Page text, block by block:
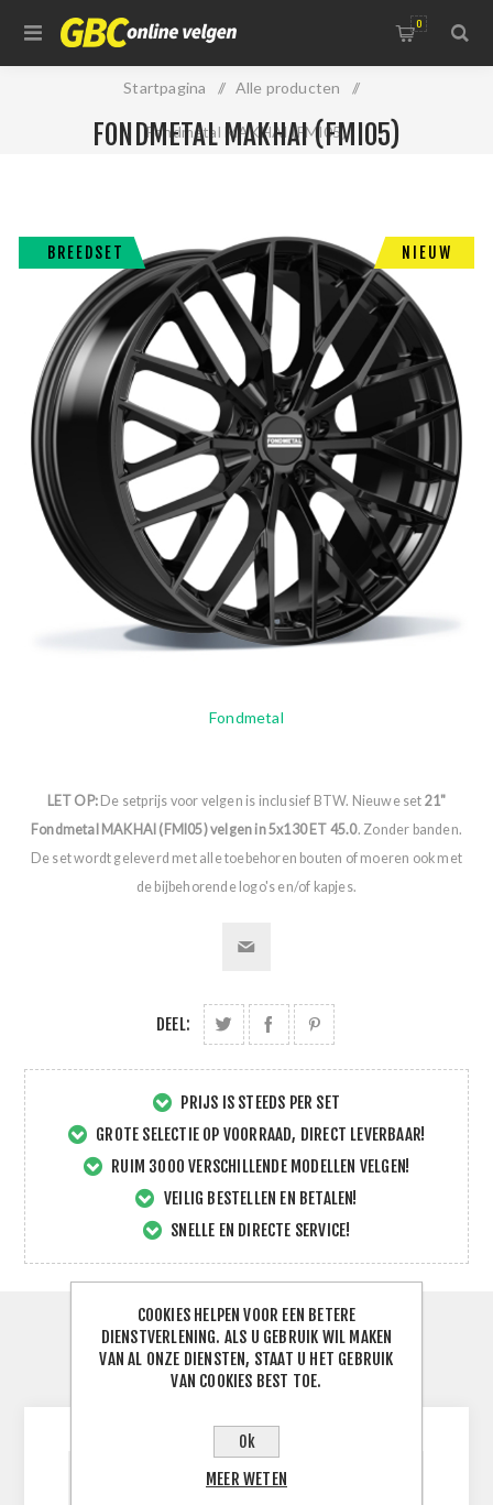
0
Startpagina / Alle producten /
Fondmetal MAKHAI (FMI05)
BREEDSET NIEUW
FONDMETAL MAKHAI (FMI05)
Fondmetal
LET OP:De setprijs voor velgen is inclusief BTW. Nieuwe set 21"
Fondmetal MAKHAI (FMI05) velgen in 5x130 ET 45.0. Zonder banden.
De set wordt geleverd met alle toebehoren bouten of moeren ook met
de bijbehorende logo's en/of kapjes.
DEEL:
PRIJS IS STEEDS PER SET
GROTE SELECTIE OP VOORRAAD, DIRECT LEVERBAAR!
RUIM 3000 VERSCHILLENDE MODELLEN VELGEN!
VEILIG BESTELLEN EN BETALEN!
SNELLE EN DIRECTE SERVICE!
SPECIFICATIES
CONTACTEER ONS
21
COOKIES HELPEN VOOR EEN BETERE
DIENSTVERLENING. ALS U GEBRUIK WIL MAKEN
VAN AL ONZE DIENSTEN, STAAT U HET GEBRUIK
VAN COOKIES BEST TOE.
Ok
MEER WETEN